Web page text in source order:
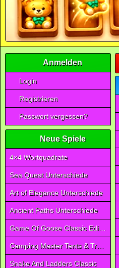
Anmelden
Login
Registrieren
Passwort vergessen?
Neue Spiele
4×4 Wortquadrate
Sea Quest Unterschiede
Art of Elegance Unterschiede
Ancient Paths Unterschiede
Game Of Goose Classic Edition
Camping Master Tents & Trees
Snake And Ladders Classic